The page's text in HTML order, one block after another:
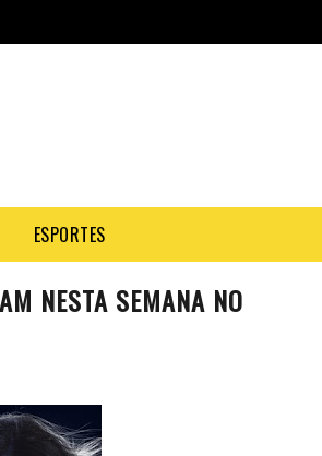
ESPORTES
NESTA SEMANA NO